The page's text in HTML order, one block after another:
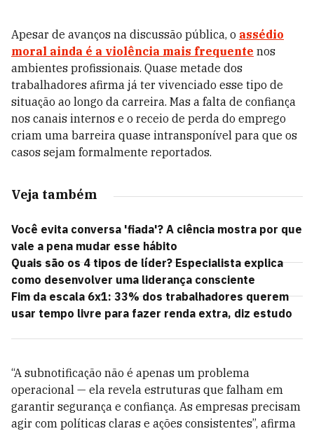
Apesar de avanços na discussão pública, o assédio
moral ainda é a violência mais frequente nos
ambientes profissionais. Quase metade dos
trabalhadores afirma já ter vivenciado esse tipo de
situação ao longo da carreira. Mas a falta de confiança
nos canais internos e o receio de perda do emprego
criam uma barreira quase intransponível para que os
casos sejam formalmente reportados.
Veja também
Você evita conversa 'fiada'? A ciência mostra por que
vale a pena mudar esse hábito
Quais são os 4 tipos de líder? Especialista explica
como desenvolver uma liderança consciente
Fim da escala 6x1: 33% dos trabalhadores querem
usar tempo livre para fazer renda extra, diz estudo
“A subnotificação não é apenas um problema
operacional — ela revela estruturas que falham em
garantir segurança e confiança. As empresas precisam
agir com políticas claras e ações consistentes”, afirma